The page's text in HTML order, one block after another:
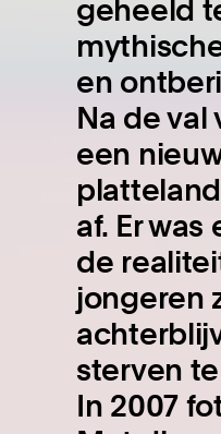
geheeld
en
Na de
een
af. Er
de
jongeren
sterven
In 2007